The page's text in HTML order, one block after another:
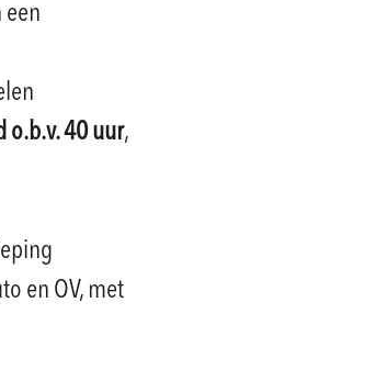
een
o.b.v. 40 uur,
en OV, met